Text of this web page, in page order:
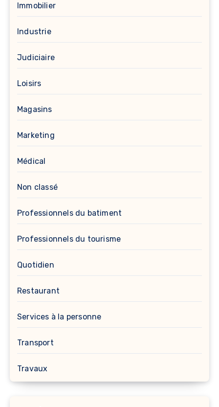
Immobilier
Industrie
Judiciaire
Loisirs
Magasins
Marketing
Médical
Non classé
Professionnels du batiment
Professionnels du tourisme
Quotidien
Restaurant
Services à la personne
Transport
Travaux